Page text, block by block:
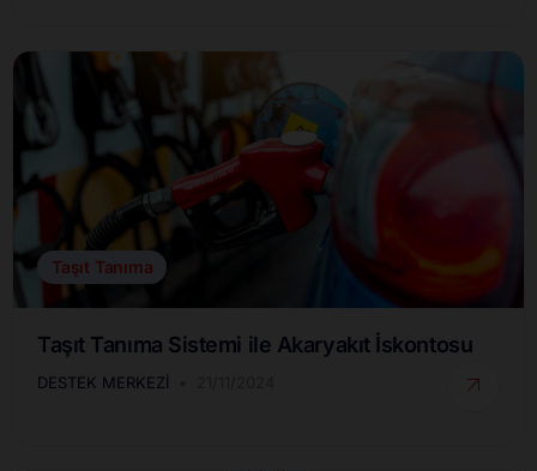
Taşıt Tanıma
Taşıt Tanıma Sistemi ile Akaryakıt İskontosu
DESTEK MERKEZI